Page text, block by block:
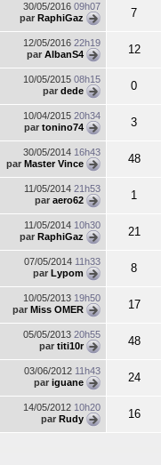
30/05/2016 09h07
par RaphiGaz 7
12/05/2016 22h19
par AlbanS4 12
10/05/2015 08h15
par dede 0
10/04/2015 20h34
par tonino74 3
30/05/2014 16h43
par Master Vince 48
11/05/2014 21h53
par aero62 1
11/05/2014 10h30
par RaphiGaz 21
07/05/2014 11h33
par Lypom 8
10/05/2013 19h50
par Miss OMER 17
05/05/2013 20h55
par titi10r 48
03/06/2012 11h43
par iguane 24
14/05/2012 10h20
par Rudy 16